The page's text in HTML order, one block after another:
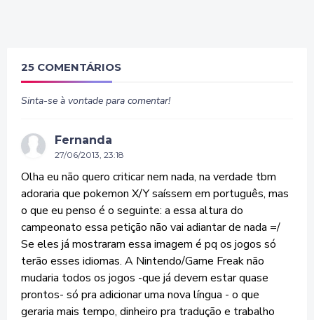
25 COMENTÁRIOS
Sinta-se à vontade para comentar!
Fernanda
27/06/2013, 23:18
Olha eu não quero criticar nem nada, na verdade tbm
adoraria que pokemon X/Y saíssem em português, mas
o que eu penso é o seguinte: a essa altura do
campeonato essa petição não vai adiantar de nada =/
Se eles já mostraram essa imagem é pq os jogos só
terão esses idiomas. A Nintendo/Game Freak não
mudaria todos os jogos -que já devem estar quase
prontos- só pra adicionar uma nova língua - o que
geraria mais tempo, dinheiro pra tradução e trabalho